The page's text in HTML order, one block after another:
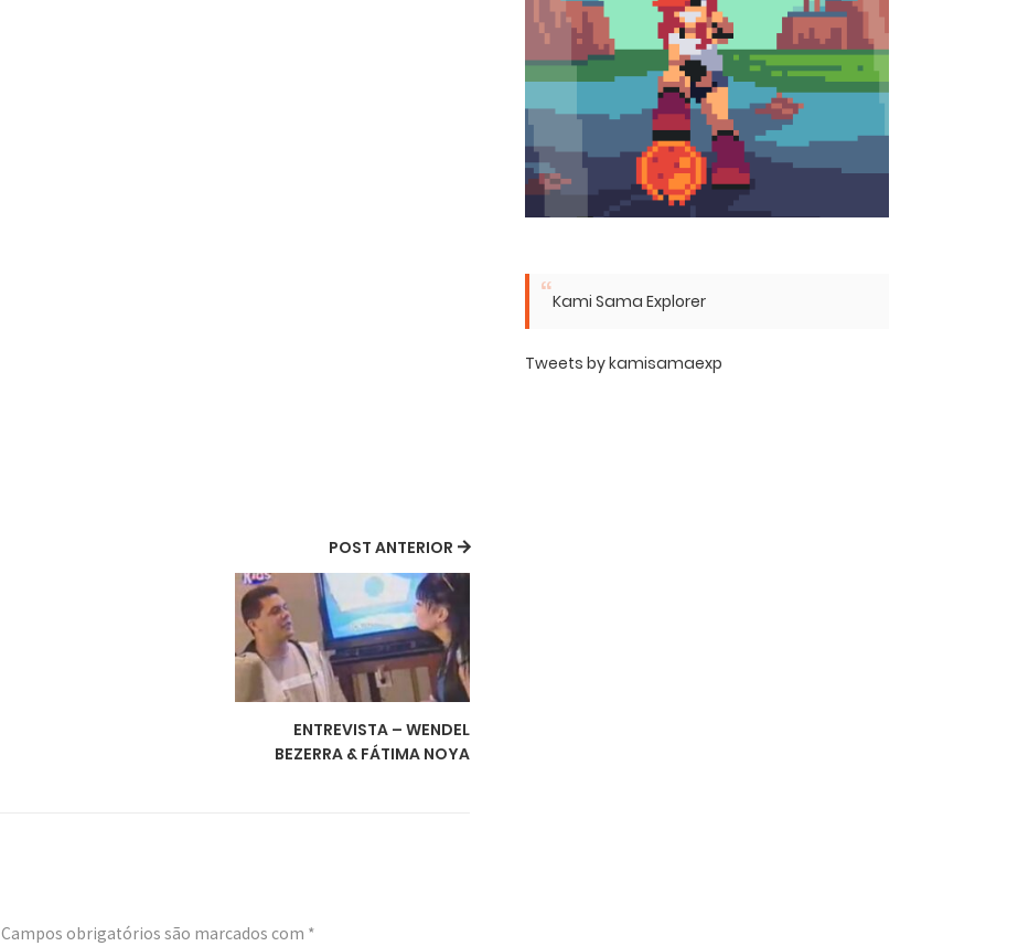
POST ANTERIOR
ENTREVISTA – WENDEL
BEZERRA & FÁTIMA NOYA
Campos obrigatórios são marcados com *
Kami Sama Explorer
Tweets by kamisamaexp